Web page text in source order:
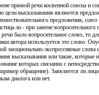
прямой речи косвенной союзы и
цели высказывания являются
предложения, союз
ли - при замене
было вопросительное слово, то
автора используется это слово.
эмоционально-экспрессивные
высказывания или такие, которые
которых связанно с
обращение). Заявляется ли
диалога или нет.